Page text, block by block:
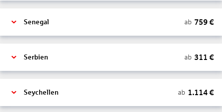
Senegal ab 759€
Serbien ab 311 €
Seychellen ab 1.114€